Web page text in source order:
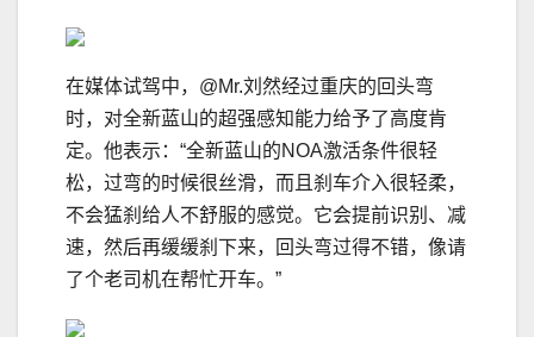
在媒体试驾中，@Mr.刘然经过重庆的回头弯
时，对全新蓝山的超强感知能力给予了高度肯
定。他表示：“全新蓝山的NOA激活条件很轻
松，过弯的时候很丝滑，而且刹车介入很轻柔，
不会猛刹给人不舒服的感觉。它会提前识别、减
速，然后再缓缓刹下来，回头弯过得不错，像请
了个老司机在帮忙开车。”